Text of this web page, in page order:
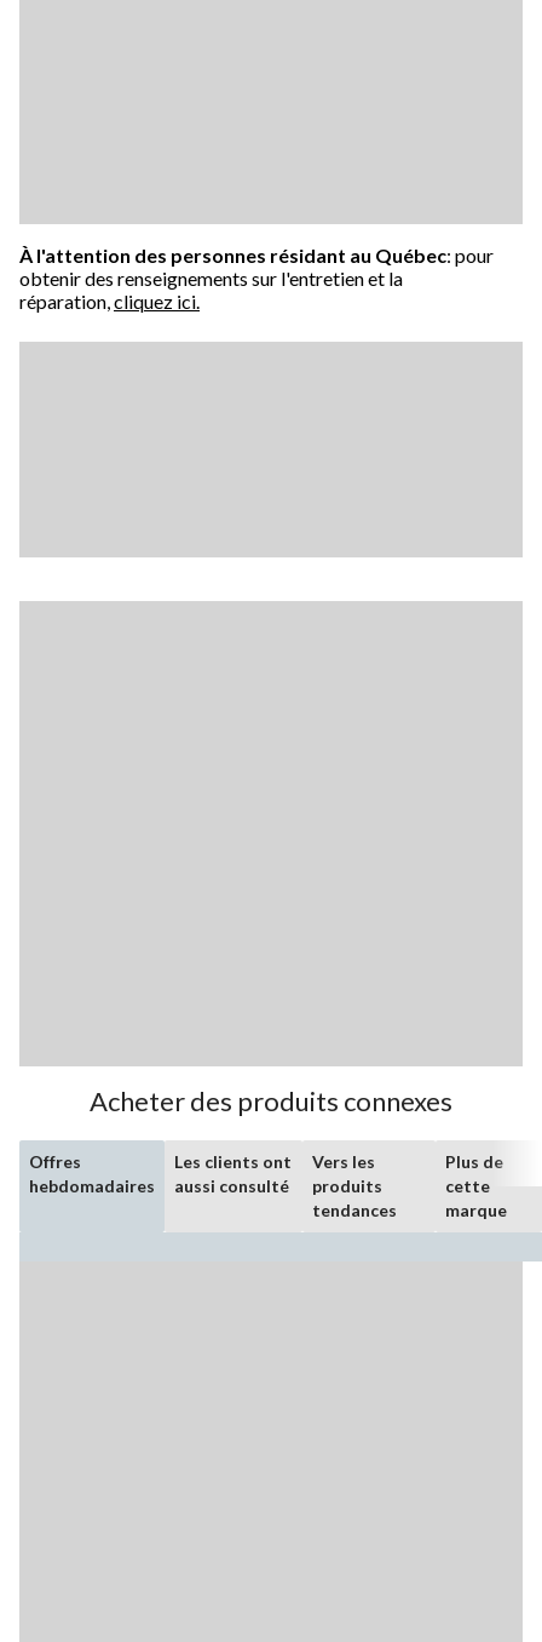
À l'attention des personnes résidant au Québec: pour
obtenir des renseignements sur l'entretien et la
réparation,cliquez ici.
Acheter des produits connexes
Offres
hebdomadaires
Les clients ont
aussi consulté
Vers les
produits
tendances
Plus de
cette
marque